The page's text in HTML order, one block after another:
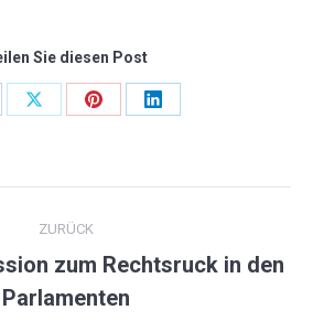
Sie diesen Post
Share
Share
Share
ZURÜCK
Vorheriger
Beitrag:
zum Rechtsruck in den
Parlamenten